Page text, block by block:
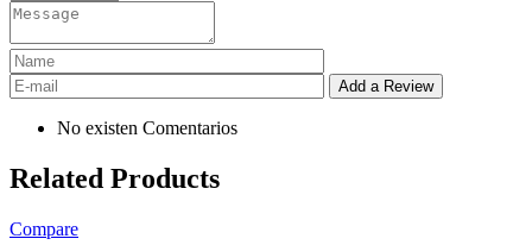
No existen Comentarios
Related Products
Compare